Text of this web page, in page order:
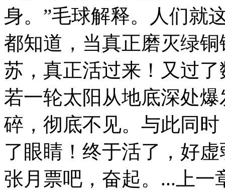
身。”毛球解释。人们就
都知道，当真正磨灭绿
苏，真正活过来！又过
若一轮太阳从地底深处
碎，彻底不见。与此同
了眼睛！终于活了，好
张月票吧，奋起。...上一